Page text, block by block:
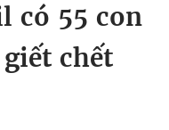
có 55 con
chết